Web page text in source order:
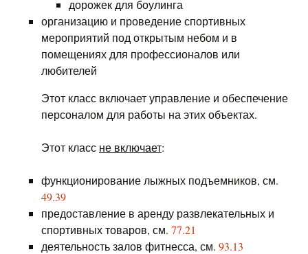
дорожек для боулинга
организацию и проведение спортивных
мероприятий под открытым небом и в
помещениях для профессионалов или
любителей
Этот класс включает управление и обеспечение
персоналом для работы на этих объектах.
Этот класс не включает:
функционирование лыжных подъемников, см.
49.39
предоставление в аренду развлекательных и
спортивных товаров, см. 77.21
деятельность залов фитнесса, см. 93.13